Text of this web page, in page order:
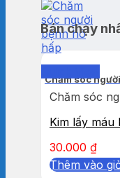
Chăm sóc
Bán chạy
Chăm sóc
Kim lấy máu
30.000 ₫
Thêm vào